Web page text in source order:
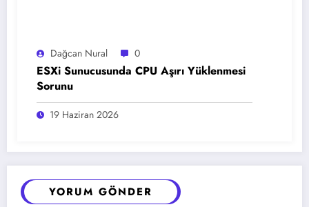
Dağcan Nural 0
ESXi Sunucusunda CPU Aşırı Yüklenmesi
Sorunu
19 Haziran 2026
YORUM GÖNDER